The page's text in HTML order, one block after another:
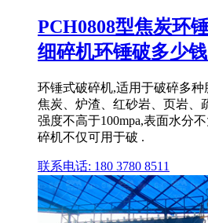
PCH0808型焦炭环
细碎机环锤破多少
环锤式破碎机,适用于破碎多种
焦炭、炉渣、红砂岩、页岩、
强度不高于100mpa,表面水分
碎机不仅可用于破 .
联系电话: 180 3780 8511